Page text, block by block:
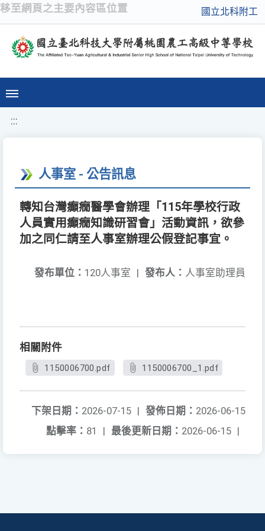
移至網頁之主要內容區位置 國立北科附工
:::
人事室 - 公告訊息
轉知台灣癲癇醫學會辦理「115年學校行政
人員實用癲癇知識研習會」活動資訊，欲參
加之同仁請至人事室辦理公假登記事宜。
發布人： 人事室助理員
發布單位： 120人事室 |
相關附件
1150006700.pdf 1150006700_1.pdf
發佈日期： 2026-06-15
下架日期： 2026-07-15 |
最後更新日期： 2026-06-15 |
點擊率： 81 |